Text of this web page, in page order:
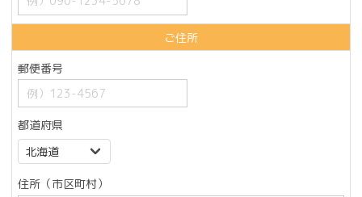
ご住所
郵便番号
都道府県
住所（市区町村）